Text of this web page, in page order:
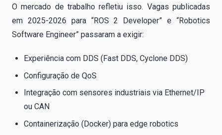
O mercado de trabalho refletiu isso. Vagas publicadas
em 2025-2026 para “ROS 2 Developer” e “Robotics
Software Engineer” passaram a exigir:
Experiência com DDS (Fast DDS, Cyclone DDS)
Configuração de QoS
Integração com sensores industriais via Ethernet/IP
ou CAN
Containerização (Docker) para edge robotics